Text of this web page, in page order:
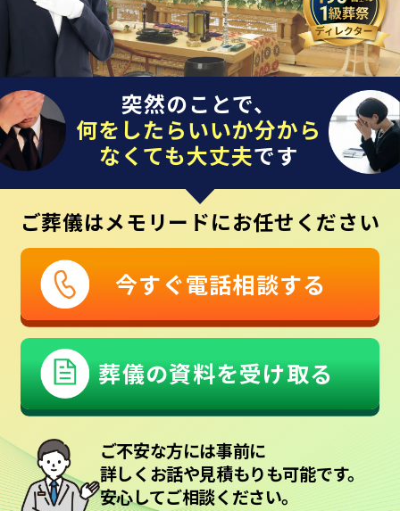
突然のことで、
何をしたらいいか分から
なくても大丈夫です
ご葬儀はメモリードにお任せください
今すぐ電話相談する
葬儀の資料を受け取る
ご不安な方には事前に
詳しくお話や見積もりも可能です。
安心してご相談ください。